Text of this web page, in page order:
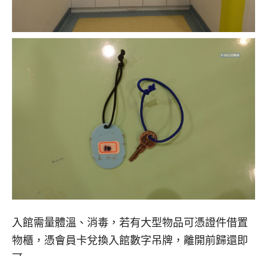
入館需量體溫、消毒，若有大型物品可憑證件借置
物櫃，憑會員卡兌換入館數字吊牌，離開前歸還即